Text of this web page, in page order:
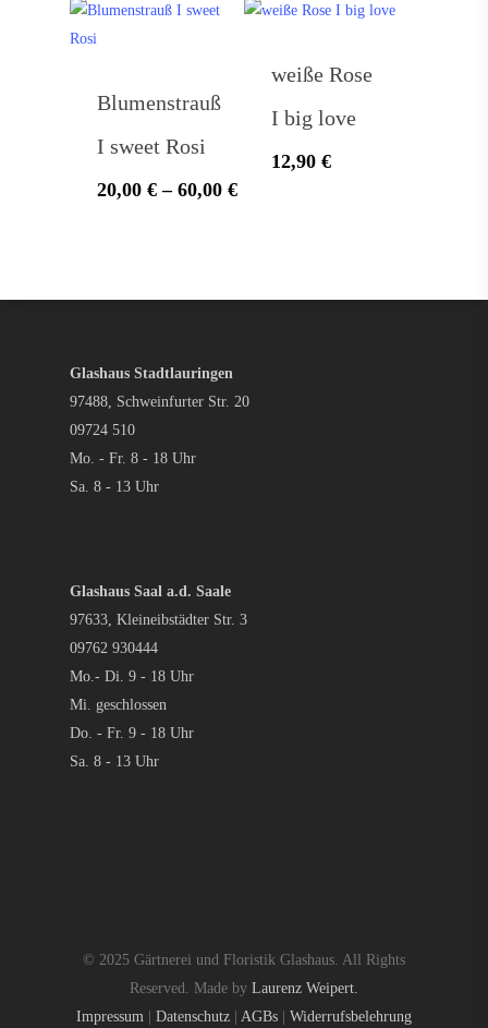
Blumenstrauß
I sweet Rosi
20,00 € – 60,00 €
weiße Rose
I big love
12,90 €
Glashaus Stadtlauringen
97488, Schweinfurter Str. 20
09724 510
Mo. - Fr. 8 - 18 Uhr
Sa. 8 - 13 Uhr
Glashaus Saal a.d. Saale
97633, Kleineibstädter Str. 3
09762 930444
Mo.- Di. 9 - 18 Uhr
Mi. geschlossen
Do. - Fr. 9 - 18 Uhr
Sa. 8 - 13 Uhr
© 2025 Gärtnerei und Floristik Glashaus. All Rights
Reserved. Made by Laurenz Weipert.
Impressum
Datenschutz AGBs Widerrufsbelehrung